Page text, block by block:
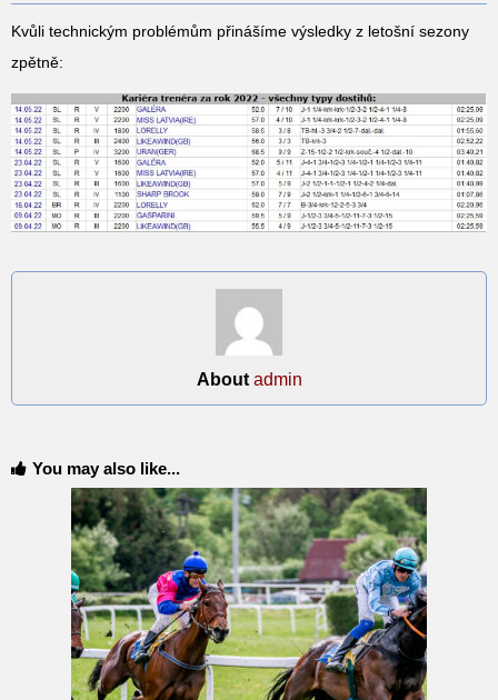
Kvůli technickým problémům přinášíme výsledky z letošní sezony
zpětně:
About admin
You may also like...